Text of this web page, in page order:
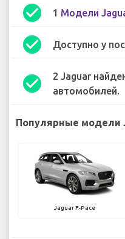
check_circle 1 Модели
check_circle Доступно у
check_circle
2 Jaguar
автомобилей.
Популярные модели
Jaguar F-Pace